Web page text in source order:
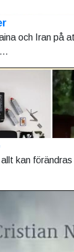
och Iran på
kan